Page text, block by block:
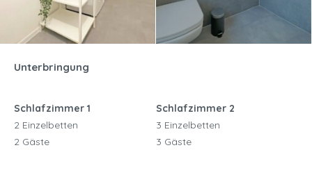
Unterbringung
Schlafzimmer 1
2 Einzelbetten
2 Gäste
Schlafzimmer 2
3 Einzelbetten
3 Gäste